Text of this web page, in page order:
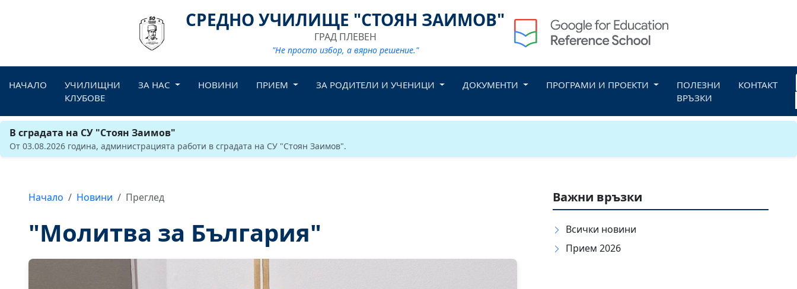
СРЕДНО УЧИЛИЩЕ "СТОЯН ЗАИМОВ"
ГРАД ПЛЕВЕН
"Не просто избор, а вярно решение."
НАЧАЛО
УЧИЛИЩНИ
КЛУБОВЕ
ЗА НАС НОВИНИ ПРИЕМ ЗА РОДИТЕЛИ И УЧЕНИЦИ ДОКУМЕНТИ ПРОГРАМИ И ПРОЕКТИ
ПОЛЕЗНИ
ВРЪЗКИ
КОНТАКТ
В сградата на СУ "Стоян Заимов"
От 03.08.2026 година, администрацията работи в сградата на СУ "Стоян Заимов".
Начало Новини Преглед
"Молитва за България"
Важни връзки
Всички новини
Прием 2026